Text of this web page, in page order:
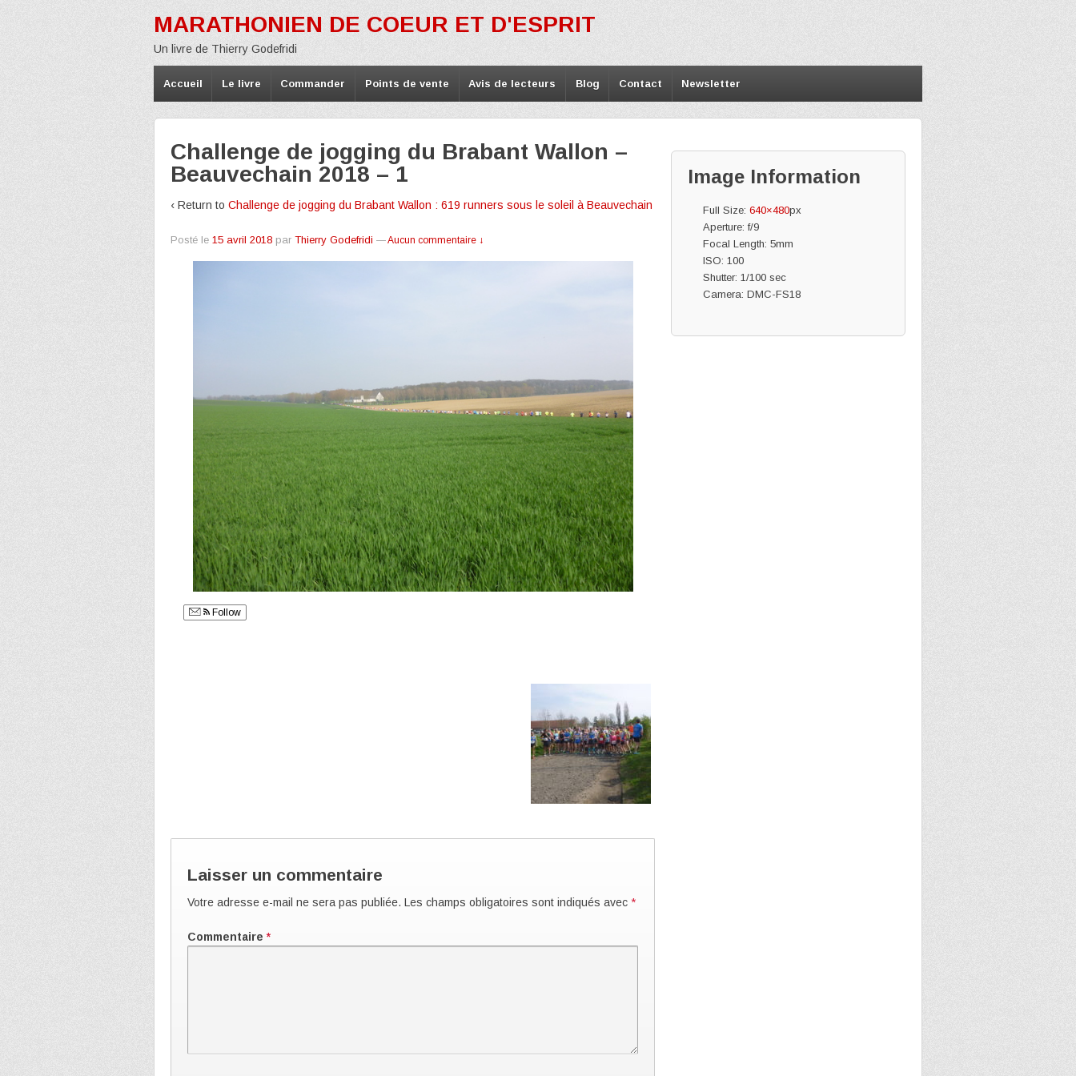
MARATHONIEN DE COEUR ET D'ESPRIT
Un livre de Thierry Godefridi
Accueil Le livre Commander Points de vente Avis de lecteurs Blog Contact Newsletter
Challenge de jogging du Brabant Wallon –
Beauvechain 2018 – 1
‹ Return to Challenge de jogging du Brabant Wallon : 619 runners sous le soleil à Beauvechain
Posté le 15 avril 2018 par Thierry Godefridi —Aucun commentaire ↓
Follow
Laisser un commentaire
Votre adresse e-mail ne sera pas publiée. Les champs obligatoires sont indiqués avec *
Commentaire *
Image Information
Full Size:640×480px
Aperture: f/9
Focal Length: 5mm
ISO: 100
Shutter: 1/100 sec
Camera: DMC-FS18